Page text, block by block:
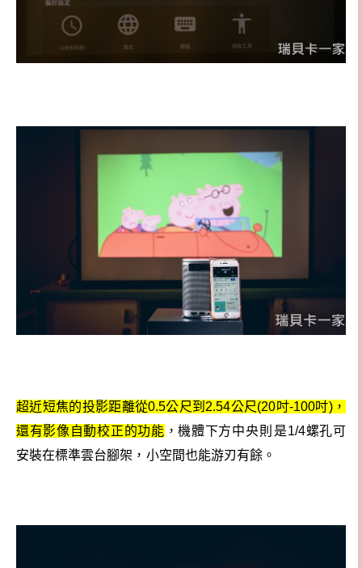
超近短焦的投影距離從0.5公尺到2.54公尺(20吋-100吋)，
還有影像自動校正的功能 ，機體下方中央則是1/4螺孔可
安裝在標準雲台腳架 ， 小空間也能游刃有餘。